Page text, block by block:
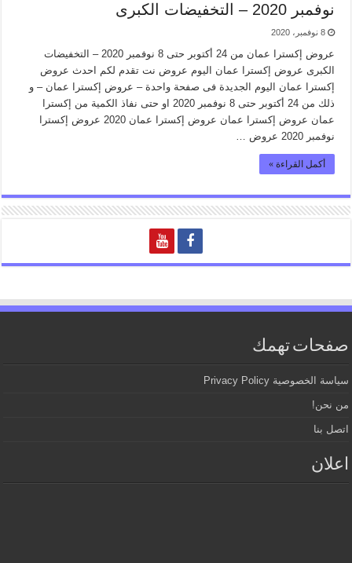
نوفمبر 2020 – التخفيضات الكبرى
8 نوفمبر، 2020
عروض إكسترا عمان من 24 أكتوبر حتى 8 نوفمبر 2020 – التخفيضات
الكبرى عروض إكسترا عمان اليوم عروض نت تقدم لكم احدث عروض
إكسترا عمان اليوم الجديدة فى صفحة واحدة – عروض إكسترا عمان – و
ذلك من 24 أكتوبر حتى 8 نوفمبر 2020 او حتى نفاذ الكمية من إكسترا
عمان عروض إكسترا عمان عروض إكسترا عمان 2020 عروض إكسترا
نوفمبر 2020 عروض …
أكمل القراءة »
صفحات تهمك
سياسة الخصوصية Privacy Policy
من نحن!
اتصل بنا
اعلان